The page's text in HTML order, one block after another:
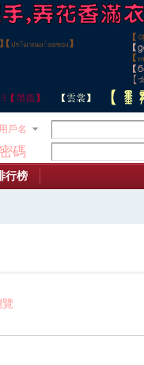
用戶名
密碼
行榜